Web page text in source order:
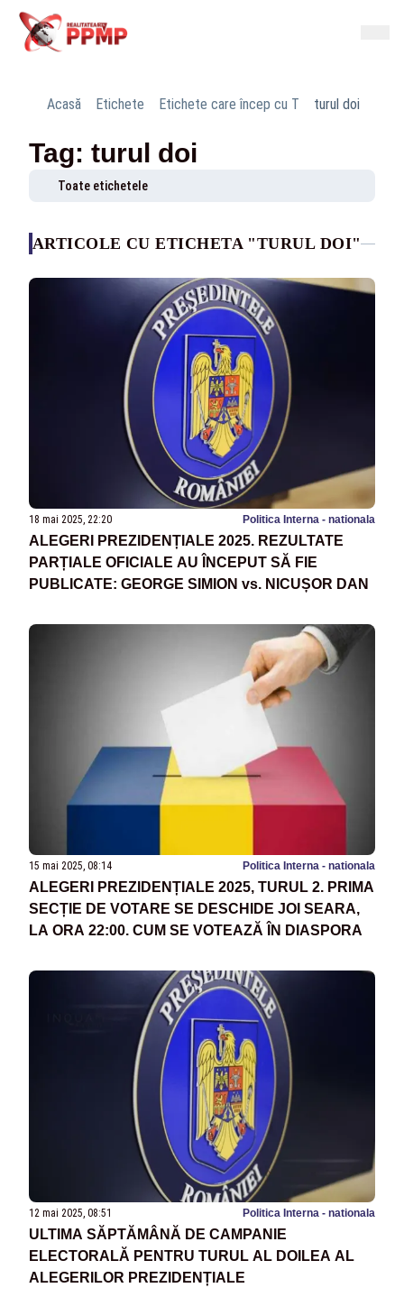
Acasă Etichete Etichete care încep cu T turul doi
Tag: turul doi
Toate etichetele
ARTICOLE CU ETICHETA "TURUL DOI"
18 mai 2025, 22:20 Politica Interna - nationala
ALEGERI PREZIDENȚIALE 2025. REZULTATE
PARȚIALE OFICIALE AU ÎNCEPUT SĂ FIE
PUBLICATE: GEORGE SIMION vs. NICUȘOR DAN
15 mai 2025, 08:14 Politica Interna - nationala
ALEGERI PREZIDENȚIALE 2025, TURUL 2. PRIMA
SECȚIE DE VOTARE SE DESCHIDE JOI SEARA,
LA ORA 22:00. CUM SE VOTEAZĂ ÎN DIASPORA
12 mai 2025, 08:51 Politica Interna - nationala
ULTIMA SĂPTĂMÂNĂ DE CAMPANIE
ELECTORALĂ PENTRU TURUL AL DOILEA AL
ALEGERILOR PREZIDENȚIALE